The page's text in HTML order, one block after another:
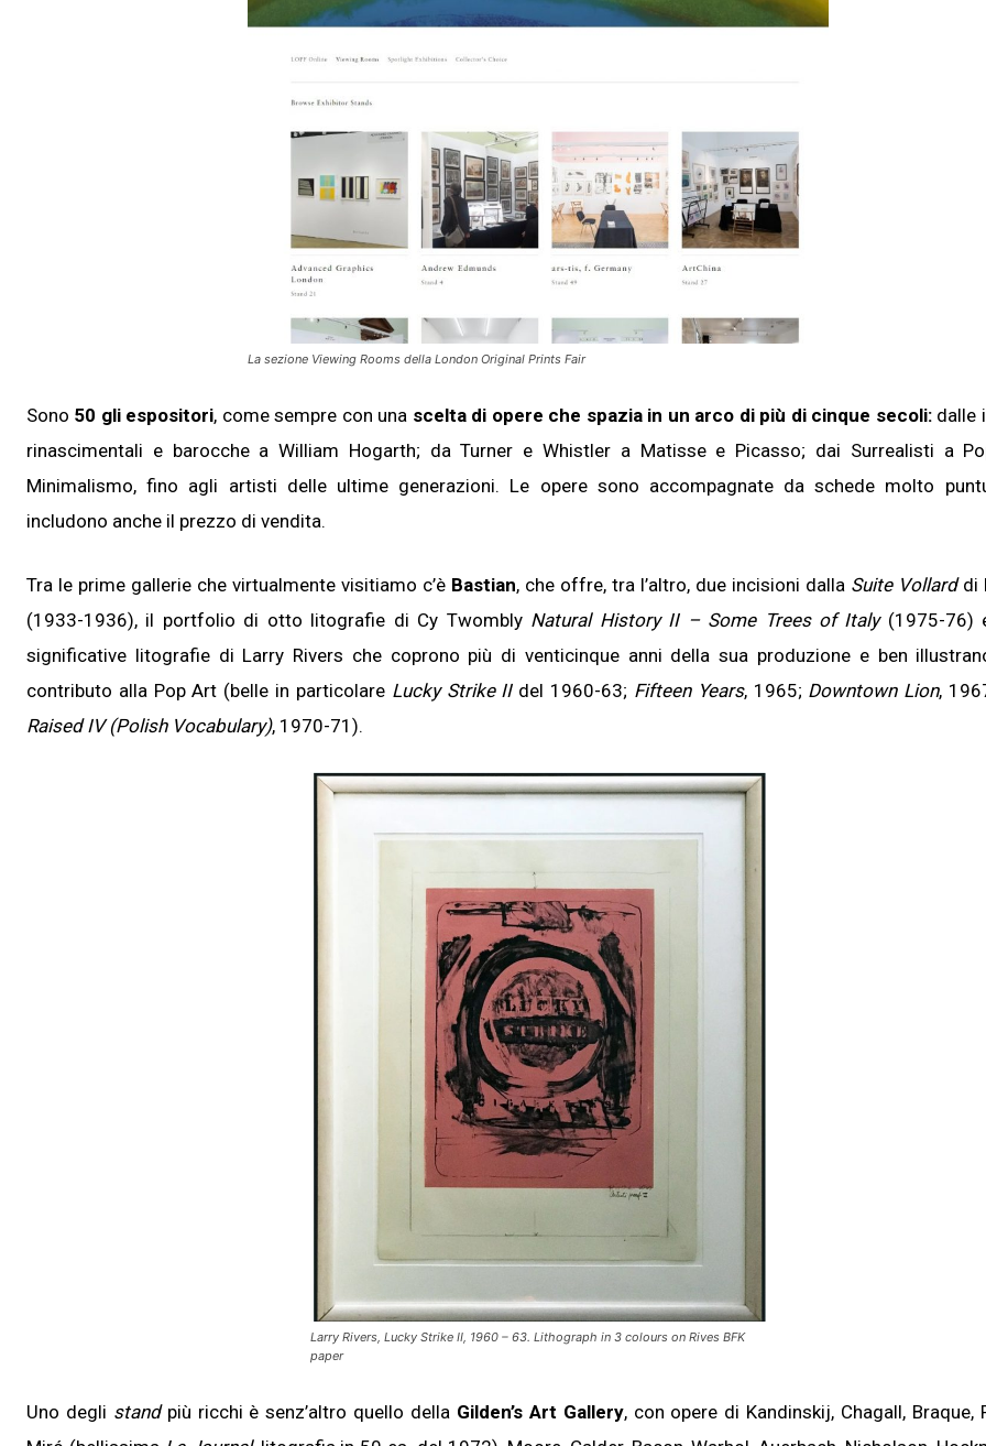
La sezione Viewing Rooms della London Original Prints Fair
Sono 50 gli espositori, come sempre con una scelta di opere che spazia in un arco di più di cinque secoli:dalle
rinascimentali e barocche a William Hogarth; da Turner e Whistler a Matisse e Picasso; dai Surrealisti a
Minimalismo, fino agli artisti delle ultime generazioni. Le opere sono accompagnate da schede molto
includono anche il prezzo di vendita.
Tra le prime gallerie che virtualmente visitiamo c’è Bastian, che offre, tra l’altro, due incisioni dalla Suite Vollarddi
(1933-1936), il portfolio di otto litografie di Cy Twombly Natural History II – Some Trees of Italy(1975-76)
significative litografie di Larry Rivers che coprono più di venticinque anni della sua produzione e ben
contributo alla Pop Art (belle in particolare Lucky Strike IIdel 1960-63; Fifteen Years, 1965; Downtown Lion,
Raised IV (Polish Vocabulary), 1970-71).
Larry Rivers, Lucky Strike II, 1960 – 63. Lithograph in 3 colours on Rives BFK
paper
Uno degli standpiù ricchi è senz’altro quello della Gilden’s Art Gallery, con opere di Kandinskij, Chagall, Braque,